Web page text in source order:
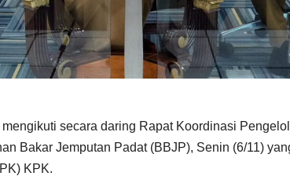
secara daring Rapat Koordinasi
Bakar Jemputan Padat (BBJP), Senin (6/11)
KPK.